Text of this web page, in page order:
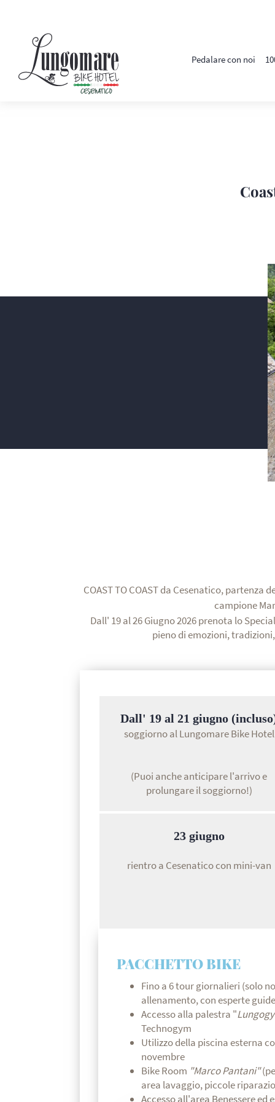
Pedalare con noi
COAST TO COAST da Cesenatico, partenza
campione
Dall' 19 al 26 Giugno 2026 prenota lo
pieno di emozioni,
Dall' 19 al 21 giugno
soggiorno al Lungomare Bike Hotel
(Puoi anche anticipare l'arrivo e
prolungare il soggiorno!)
23 giugno
rientro a Cesenatico con mini-van
PACCHETTO BIKE
Fino a 6 tour giornalieri (solo
allenamento, con esperte
Accesso alla palestra "
Technogym
Utilizzo della piscina esterna
novembre
Bike Room "Marco Pantani"
area lavaggio, piccole
Accesso all'area Benessere